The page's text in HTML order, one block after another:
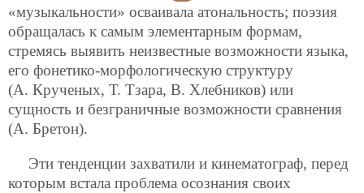
«музыкальности» осваивала атональность; поэзия
обращалась к самым элементарным формам,
стремясь выявить неизвестные возможности языка,
его фонетико-морфологическую структуру
(А. Крученых, Т. Тзара, В. Хлебников) или
сущность и безграничные возможности сравнения
(А. Бретон).
Эти тенденции захватили и кинематограф, перед
которым встала проблема осознания своих